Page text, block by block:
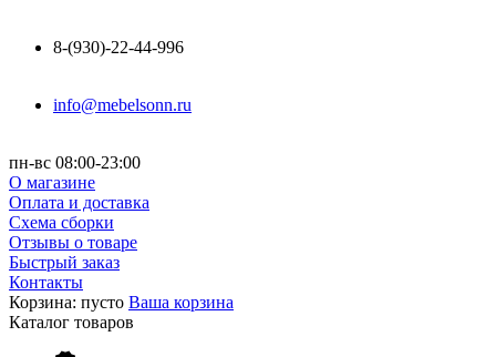
8-(930)-22-44-996
info@mebelsonn.ru
пн-вс 08:00-23:00
О магазине
Оплата и доставка
Схема сборки
Отзывы о товаре
Быстрый заказ
Контакты
Корзина: пусто Ваша корзина
Каталог товаров